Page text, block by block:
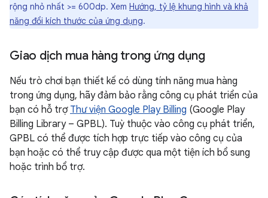
rộng nhỏ nhất >= 600dp. Xem Hướng, tỷ lệ khung hình và khả
năng đổi kích thước của ứng dụng.
Giao dịch mua hàng trong ứng dụng
Nếu trò chơi bạn thiết kế có dùng tính năng mua hàng
trong ứng dụng, hãy đảm bảo rằng công cụ phát triển của
bạn có hỗ trợ Thư viện Google Play Billing (Google Play
Billing Library – GPBL). Tuỳ thuộc vào công cụ phát triển,
GPBL có thể được tích hợp trực tiếp vào công cụ của
bạn hoặc có thể truy cập được qua một tiện ích bổ sung
hoặc trình bổ trợ.